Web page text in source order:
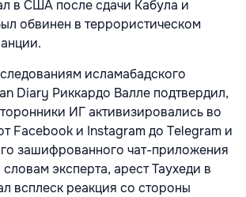
в США после сдачи Кабула и
обвинен в террористическом
исламабадского
Diary Риккардо Валле подтвердил,
ИГ активизировались во
Facebook и Instagram до Telegram и
зашифрованного чат-приложения
эксперта, арест Таухеди в
всплеск реакция со стороны